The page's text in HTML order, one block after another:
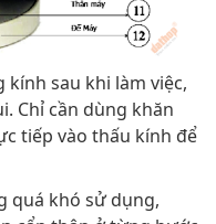
sau khi làm việc,
Chỉ cần dùng khăn
tiếp vào thấu kính để
quá khó sử dụng,